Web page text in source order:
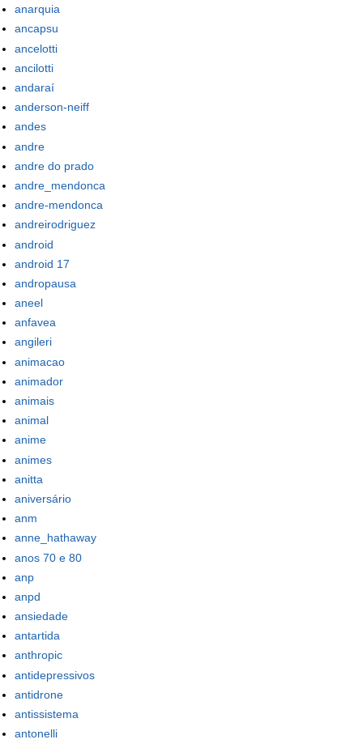
anarquia
ancapsu
ancelotti
ancilotti
andaraí
anderson-neiff
andes
andre
andre do prado
andre_mendonca
andre-mendonca
andreirodriguez
android
android 17
andropausa
aneel
anfavea
angileri
animacao
animador
animais
animal
anime
animes
anitta
aniversário
anm
anne_hathaway
anos 70 e 80
anp
anpd
ansiedade
antartida
anthropic
antidepressivos
antidrone
antissistema
antonelli